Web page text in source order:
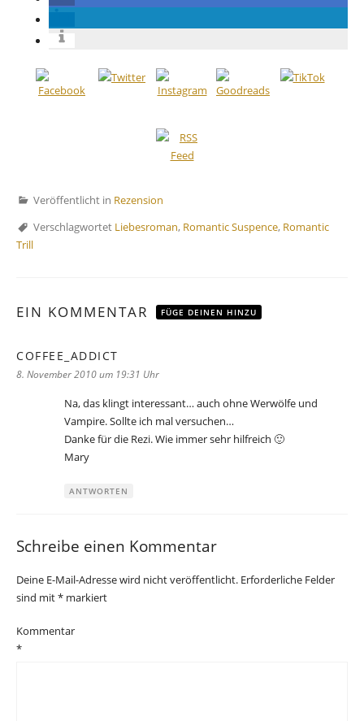
Veröffentlicht in Rezension
Verschlagwortet Liebesroman, Romantic Suspence, Romantic
Trill
EIN KOMMENTAR FÜGE DEINEN HINZU
COFFEE_ADDICT
8. November 2010 um 19:31 Uhr
Na, das klingt interessant… auch ohne Werwölfe und
Vampire. Sollte ich mal versuchen…
Danke für die Rezi. Wie immer sehr hilfreich 🙂
Mary
ANTWORTEN
Schreibe einen Kommentar
Deine E-Mail-Adresse wird nicht veröffentlicht. Erforderliche Felder
sind mit* markiert
Kommentar
*